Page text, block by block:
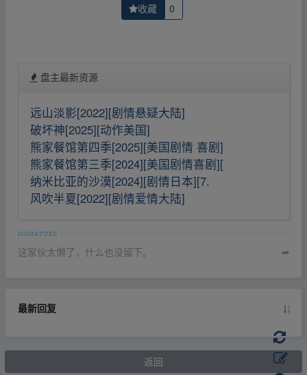
收藏 0
盘主最新资源
远山淡影[2022][剧情悬疑大陆]
破坏神[2025][动作美国]
熊家餐馆第四季[2025][美国剧情 喜剧]
熊家餐馆第三季[2024][美国剧情喜剧][
纳米比亚的沙漠[2024][剧情日本][7.
风吹半夏[2022][剧情爱情大陆]
这家伙太懒了，什么也没留下。 ➦
最新回复
返回